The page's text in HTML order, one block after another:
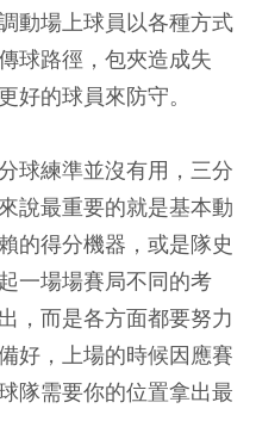
動場上球員以各種方式
球路徑，包夾造成失
好的球員來防守。
球練準並沒有用，三分
說最重要的就是基本動
的得分機器，或是隊史
一場場賽局不同的考
，而是各方面都要努力
好，上場的時候因應賽
隊需要你的位置拿出最